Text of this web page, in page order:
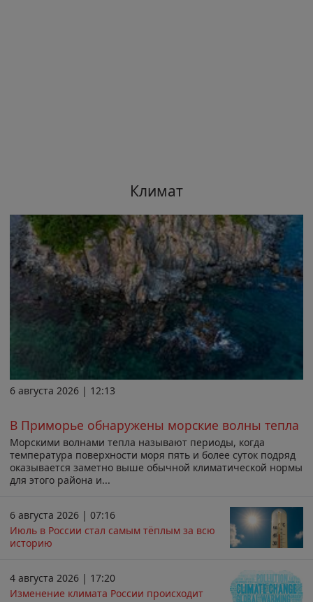
Климат
6 августа 2026 | 12:13
В Приморье обнаружены морские волны тепла
Морскими волнами тепла называют периоды, когда
температура поверхности моря пять и более суток подряд
оказывается заметно выше обычной климатической нормы
для этого района и...
6 августа 2026 | 07:16
Июль в России стал самым тёплым за всю
историю
4 августа 2026 | 17:20
Изменение климата России происходит